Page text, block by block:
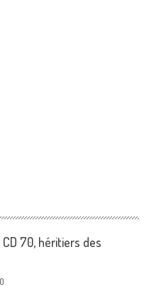
70, héritiers des
0